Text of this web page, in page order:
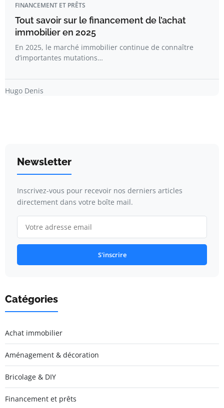
FINANCEMENT ET PRÊTS
Tout savoir sur le financement de l’achat
immobilier en 2025
En 2025, le marché immobilier continue de connaître
d’importantes mutations…
Hugo Denis
Newsletter
Inscrivez-vous pour recevoir nos derniers articles
directement dans votre boîte mail.
S'inscrire
Catégories
Achat immobilier
Aménagement & décoration
Bricolage & DIY
Financement et prêts